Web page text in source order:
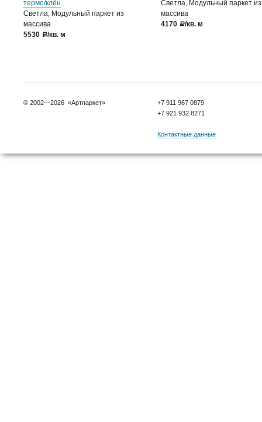
термо/клён
Светла, Модульный паркет из
массива
5530
a/кв. м
Светла, Модульный паркет из
массива
4170
a/кв. м
© 2002—2026 «Артпаркет»
+7 911 967 0879
+7 921 932 8271
Контактные данные